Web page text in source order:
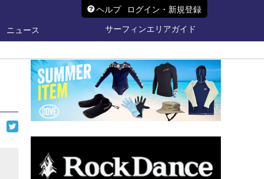
ヘルプ ログイン・新規登録
ニュース
サーフィンエリアガイド